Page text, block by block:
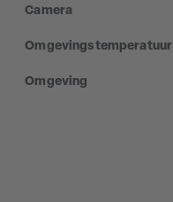
Camera
Omgevingstemperatuur
Omgeving